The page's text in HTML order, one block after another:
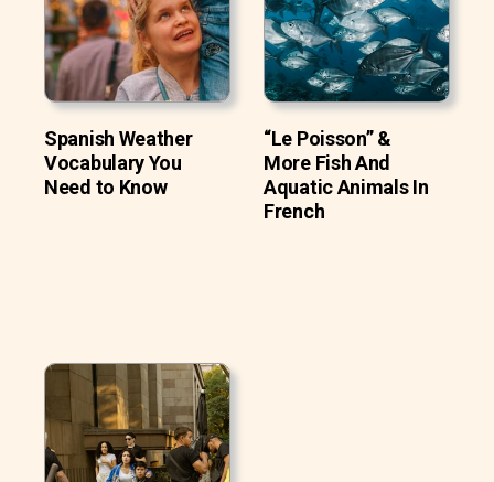
Spanish Weather
Vocabulary You
Need to Know
“Le Poisson” &
More Fish And
Aquatic Animals In
French